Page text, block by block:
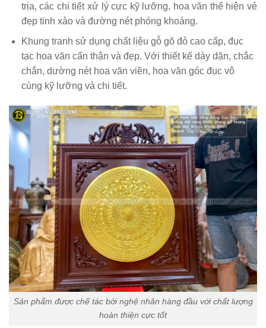
trịa, các chi tiết xử lý cực kỹ lưỡng, hoa văn thể hiện vẻ
đẹp tinh xảo và đường nét phóng khoáng.
Khung tranh sử dụng chất liệu gỗ gõ đỏ cao cấp, đục
tạc hoa văn cẩn thận và đẹp. Với thiết kế dày dặn, chắc
chắn, dường nét hoa văn viền, hoa văn góc đục vô
cùng kỹ lưỡng và chi tiết.
Sản phẩm được chế tác bởi nghệ nhân hàng đầu với chất lượng
hoàn thiện cực tốt